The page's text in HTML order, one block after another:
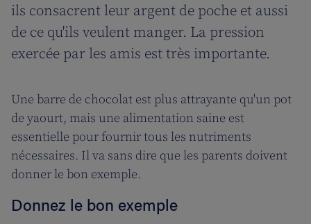
ils consacrent leur argent de poche et aussi
de ce qu'ils veulent manger. La pression
exercée par les amis est très importante.
Une barre de chocolat est plus attrayante qu'un pot
de yaourt, mais une alimentation saine est
essentielle pour fournir tous les nutriments
nécessaires. Il va sans dire que les parents doivent
donner le bon exemple.
Donnez le bon exemple